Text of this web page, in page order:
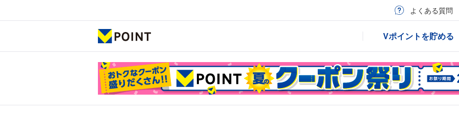
よくある質問
Vポイントを貯める